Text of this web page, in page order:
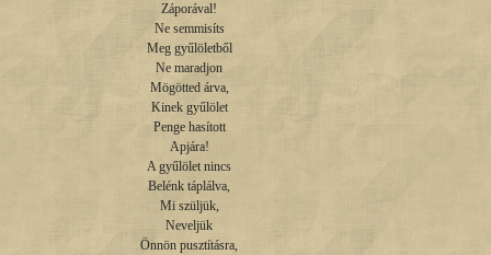
Záporával!
Ne semmisíts
Meg gyűlöletből
Ne maradjon
Mögötted árva,
Kinek gyűlölet
Penge hasított
Apjára!
A gyűlölet nincs
Belénk táplálva,
Mi szüljük,
Neveljük
Önnön pusztításra,